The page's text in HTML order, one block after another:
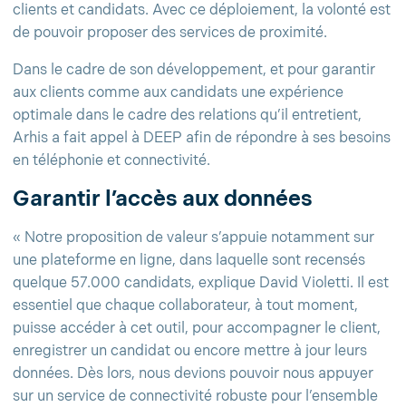
clients et candidats. Avec ce déploiement, la volonté est
de pouvoir proposer des services de proximité.
Dans le cadre de son développement, et pour garantir
aux clients comme aux candidats une expérience
optimale dans le cadre des relations qu’il entretient,
Arhis a fait appel à DEEP afin de répondre à ses besoins
en téléphonie et connectivité.
Garantir l’accès aux données
« Notre proposition de valeur s’appuie notamment sur
une plateforme en ligne, dans laquelle sont recensés
quelque 57.000 candidats, explique David Violetti. Il est
essentiel que chaque collaborateur, à tout moment,
puisse accéder à cet outil, pour accompagner le client,
enregistrer un candidat ou encore mettre à jour leurs
données. Dès lors, nous devions pouvoir nous appuyer
sur un service de connectivité robuste pour l’ensemble